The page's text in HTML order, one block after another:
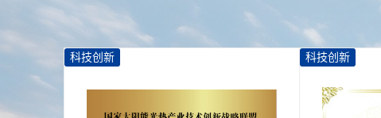
科技创新 科技创新